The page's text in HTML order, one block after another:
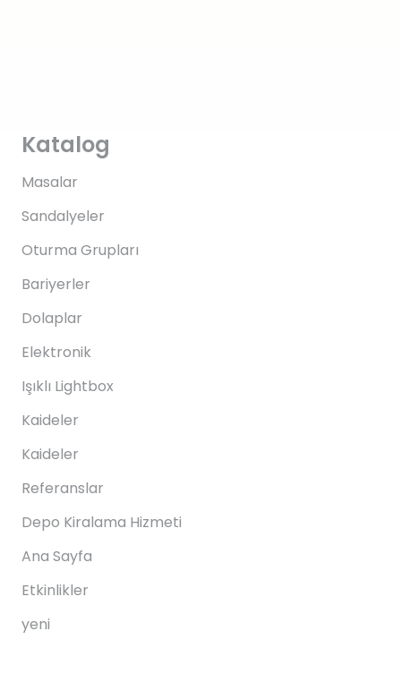
Katalog
Masalar
Sandalyeler
Oturma Grupları
Bariyerler
Dolaplar
Elektronik
Işıklı Lightbox
Kaideler
Kaideler
Referanslar
Depo Kiralama Hizmeti
Ana Sayfa
Etkinlikler
yeni